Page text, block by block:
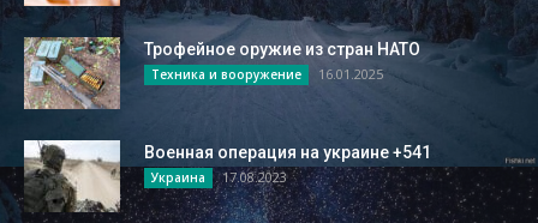
Трофейное оружие из стран НАТО
Техника и вооружение 16.01.2025
Военная операция на украине +541
Украина 17.08.2023